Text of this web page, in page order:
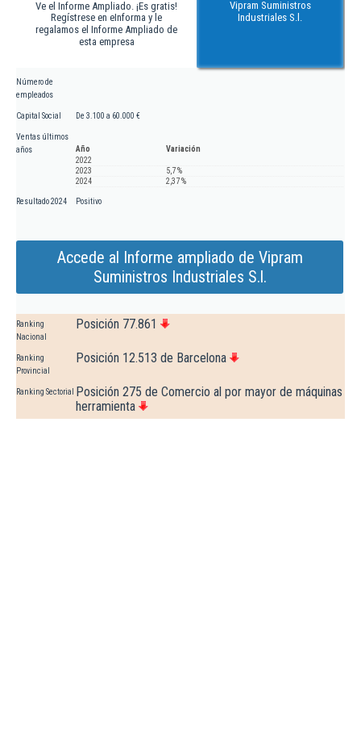
Ve el Informe Ampliado. ¡Es gratis!
Regístrese en eInforma y le
regalamos el Informe Ampliado de
esta empresa
Vipram Suministros
Industriales S.l.
Número de
empleados
Capital Social De 3.100 a 60.000 €
Ventas últimos
años
Año
Variación
2022
2023
5,7 %
2024
2,37 %
Resultado 2024 Positivo
Accede al Informe ampliado de Vipram
Suministros Industriales S.l.
Ranking
Nacional
Posición 77.861
Ranking
Provincial
Posición 12.513 de Barcelona
Ranking Sectorial
Posición 275 de Comercio al por mayor de máquinas
herramienta